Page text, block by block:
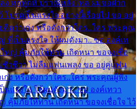
ง ทุกทุกที่ ปราณีหลั่งไหล ผมขอฝาก
โปรดเป็นแรงใจ อย่างนี้เรื่อยไป ขอ อยู่
คิดว่าเก่ง หรือดังกว่าใคร..ใคร พระคุณ
ที่เป็นแรงใจ ให้ผมดังมา.. ขอ องค์เท
หญ่ คุ้มภัยให้ท่าน เถิดหนา ขอจงเชื่อ
ชั่วชีวา ไม่ลืมแฟนเพลง ขอ อยู่คู่แฟน
เก่ง หรือดังกว่าใคร..ใคร พระคุณผู้ฟัง
นแรงใจ ให้ผมดังมา.. ขอ องค์เทวา
คุ้มภัยให้ท่าน เถิดหนา ขอจงเชื่อใจ ไว้